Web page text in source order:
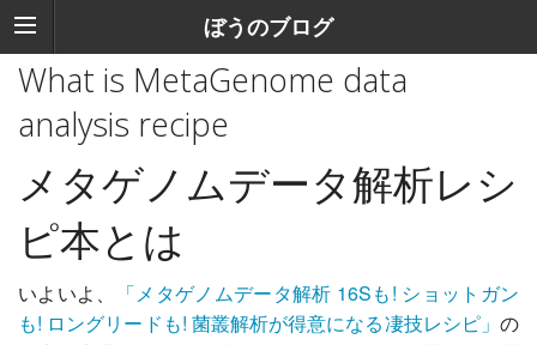
ぼうのブログ
What is MetaGenome data
analysis recipe
メタゲノムデータ解析レシ
ピ本とは
いよいよ、
「メタゲノムデータ解析 16Sも! ショットガン
も! ロングリードも! 菌叢解析が得意になる凄技レシピ」 の